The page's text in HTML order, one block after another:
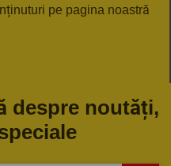
pe pagina noastră
despre noutăți,